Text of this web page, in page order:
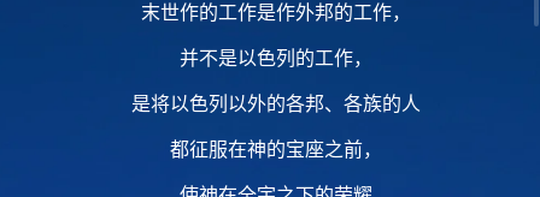
末世作的工作是作外邦的工作，
并不是以色列的工作，
是将以色列以外的各邦、各族的人
都征服在神的宝座之前，